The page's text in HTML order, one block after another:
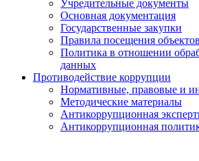
Учредительные документы
Основная документация
Государственные закупки
Правила посещения объектов
Политика в отношении
данных
Противодействие коррупции
Нормативные, правовые и
Методические материалы
Антикоррупционная
Антикоррупционная